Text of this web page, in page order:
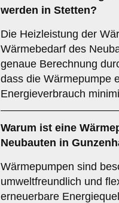
werden in Stetten?
Die Heizleistung der
Wärmebedarf des
genaue Berechnung
dass die Wärmepumpe
Energieverbrauch
Warum ist eine
Neubauten in
Wärmepumpen sind
umweltfreundlich und
erneuerbare